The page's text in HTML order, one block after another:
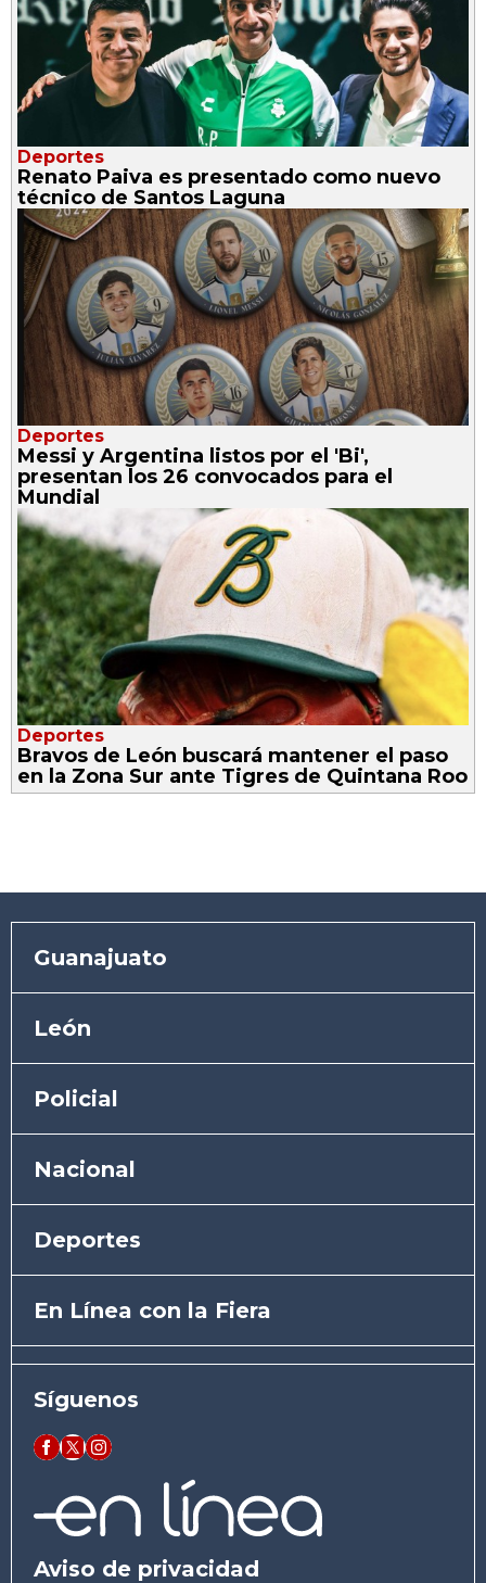
Deportes
Renato Paiva es presentado como nuevo
técnico de Santos Laguna
Deportes
Messi y Argentina listos por el 'Bi',
presentan los 26 convocados para el
Mundial
Deportes
Bravos de León buscará mantener el paso
en la Zona Sur ante Tigres de Quintana Roo
Guanajuato
León
Policial
Nacional
Deportes
En Línea con la Fiera
Síguenos
Aviso de privacidad